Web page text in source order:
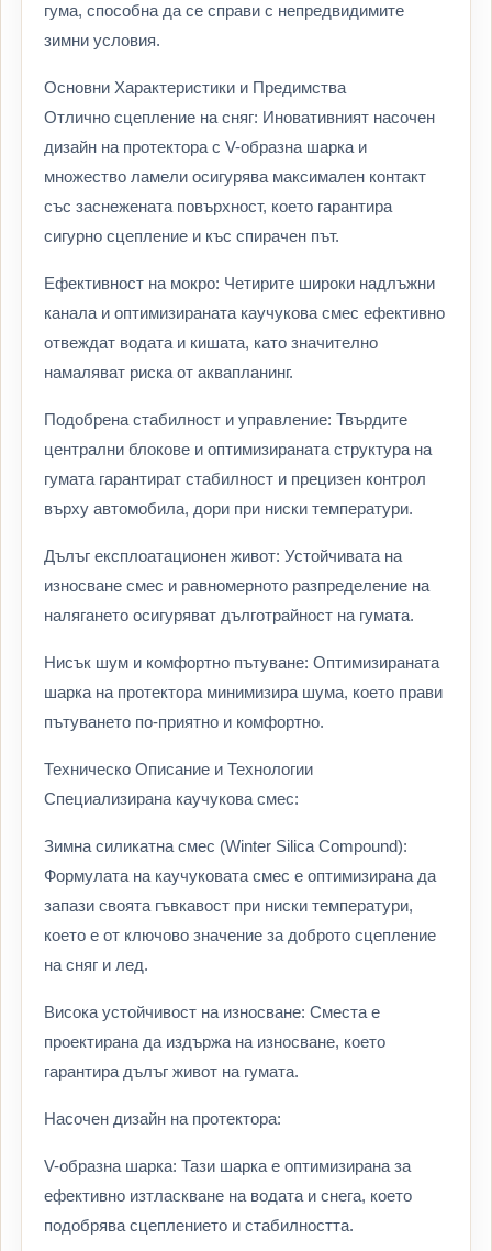
гума, способна да се справи с непредвидимите
зимни условия.
Основни Характеристики и Предимства
Отлично сцепление на сняг: Иновативният насочен
дизайн на протектора с V-образна шарка и
множество ламели осигурява максимален контакт
със заснежената повърхност, което гарантира
сигурно сцепление и къс спирачен път.
Ефективност на мокро: Четирите широки надлъжни
канала и оптимизираната каучукова смес ефективно
отвеждат водата и кишата, като значително
намаляват риска от аквапланинг.
Подобрена стабилност и управление: Твърдите
централни блокове и оптимизираната структура на
гумата гарантират стабилност и прецизен контрол
върху автомобила, дори при ниски температури.
Дълъг експлоатационен живот: Устойчивата на
износване смес и равномерното разпределение на
налягането осигуряват дълготрайност на гумата.
Нисък шум и комфортно пътуване: Оптимизираната
шарка на протектора минимизира шума, което прави
пътуването по-приятно и комфортно.
Техническо Описание и Технологии
Специализирана каучукова смес:
Зимна силикатна смес (Winter Silica Compound):
Формулата на каучуковата смес е оптимизирана да
запази своята гъвкавост при ниски температури,
което е от ключово значение за доброто сцепление
на сняг и лед.
Висока устойчивост на износване: Сместа е
проектирана да издържа на износване, което
гарантира дълъг живот на гумата.
Насочен дизайн на протектора:
V-образна шарка: Тази шарка е оптимизирана за
ефективно изтласкване на водата и снега, което
подобрява сцеплението и стабилността.